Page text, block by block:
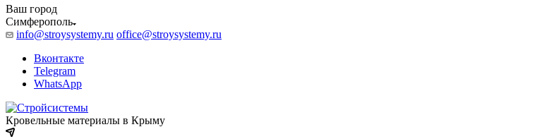
Ваш город
Симферополь
info@stroysystemy.ru office@stroysystemy.ru
Вконтакте
Telegram
WhatsApp
Кровельные материалы в Крыму